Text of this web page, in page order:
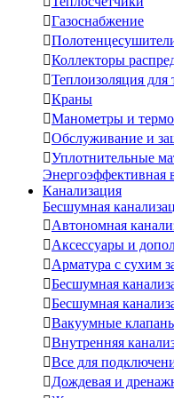
Газоснабжение

Коллекторы
Теплоизоляция для
Краны
Манометры и
Обслуживание и
Уплотнительные
Энергоэффективная
Канализация
Бесшумная
Автономная
Аксессуары и
Арматура с сухим
Бесшумная
Бесшумная
Вакуумные
Внутренняя
Все для
Дождевая и